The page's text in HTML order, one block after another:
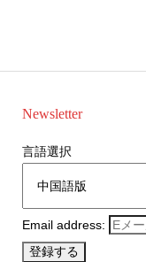
Newsletter
言語選択
Email address: